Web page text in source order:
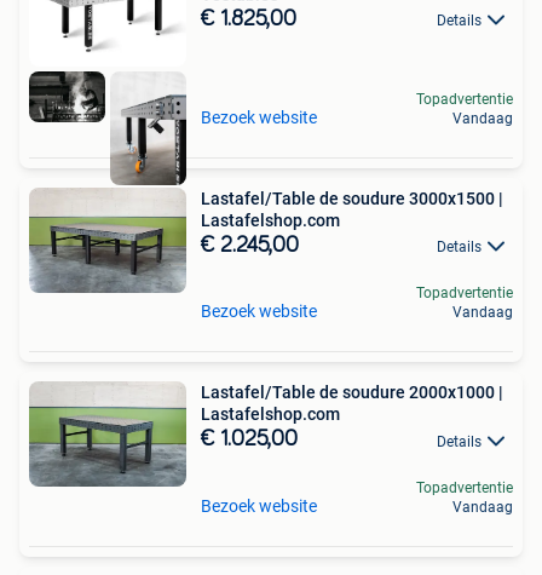
€ 1.825,00 Details
Bezoek website
Topadvertentie
Vandaag
Lastafel/Table de soudure 3000x1500 |
Lastafelshop.com
€ 2.245,00 Details
Bezoek website
Topadvertentie
Vandaag
Lastafel/Table de soudure 2000x1000 |
Lastafelshop.com
€ 1.025,00 Details
Bezoek website
Topadvertentie
Vandaag